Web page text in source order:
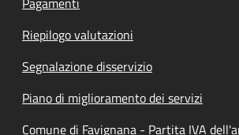
Riepilogo valutazioni
Segnalazione disservizio
Piano di miglioramento dei servizi
Comune di Favignana - Partita IVA